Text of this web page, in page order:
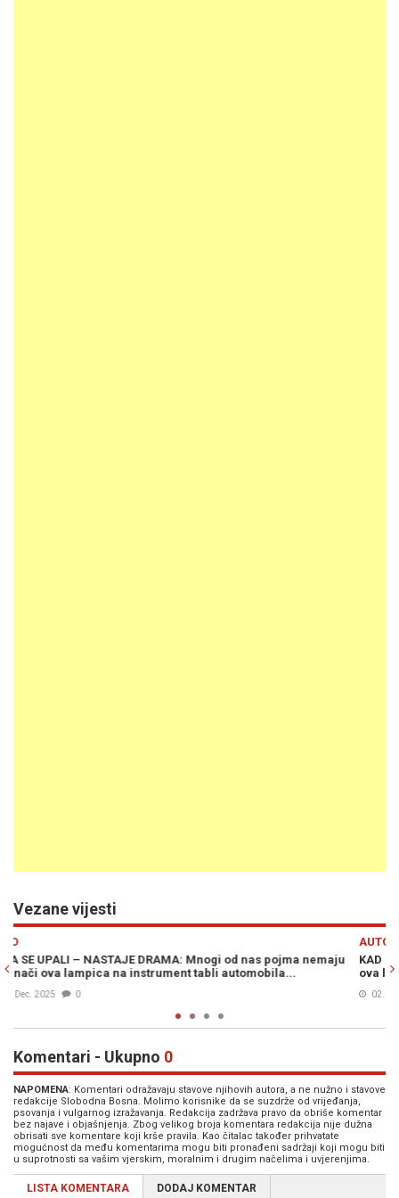
Vezane vijesti
nemaju
KAD SE UKLJUČI NASTAJE PANIKA: Mnogi ne znaju šta
ova lampica, evo šta treba odmah uraditi...
02. Sep. 2025
Komentari - Ukupno 0
NAPOMENA: Komentari odražavaju stavove njihovih autora, a ne nužno i stavove
redakcije Slobodna Bosna. Molimo korisnike da se suzdrže od vrijeđanja,
psovanja i vulgarnog izražavanja. Redakcija zadržava pravo da obriše komentar
bez najave i objašnjenja. Zbog velikog broja komentara redakcija nije dužna
obrisati sve komentare koji krše pravila. Kao čitalac također prihvatate
mogućnost da među komentarima mogu biti pronađeni sadržaji koji mogu biti
u suprotnosti sa vašim vjerskim, moralnim i drugim načelima i uvjerenjima.
LISTA KOMENTARA DODAJ KOMENTAR